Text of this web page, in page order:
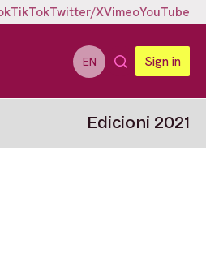
TikTokTwitter/XVimeoYouTube
EN Sign in
Edicioni 2021